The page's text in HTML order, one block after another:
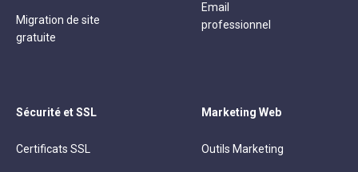
Migration de site
gratuite
Email
professionnel
Sécurité et SSL
Certificats SSL
Marketing Web
Outils Marketing